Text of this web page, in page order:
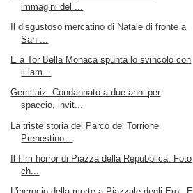
immagini del ...
Il disgustoso mercatino di Natale di fronte a
San ...
E a Tor Bella Monaca spunta lo svincolo con
il lam...
Gemitaiz. Condannato a due anni per
spaccio, invit...
La triste storia del Parco del Torrione
Prenestino...
Il film horror di Piazza della Repubblica. Foto
ch...